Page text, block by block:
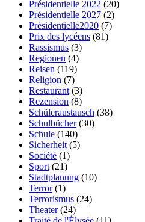
Présidentielle 2022 (20)
Présidentielle 2027 (2)
Présidentielle2020 (7)
Prix des lycéens (81)
Rassismus (3)
Regionen (4)
Reisen (119)
Religion (7)
Restaurant (3)
Rezension (8)
Schüleraustausch (38)
Schulbücher(30)
Schule (140)
Sicherheit (5)
Société (1)
Sport (21)
Stadtplanung (10)
Terror(1)
Terrorismus (24)
Theater(24)